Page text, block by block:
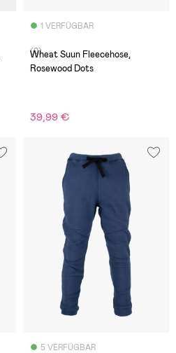
1 VERFÜGBAR
(0)
Wheat Suun Fleecehose,
Rosewood Dots
39,99 €
5 VERFÜGBAR